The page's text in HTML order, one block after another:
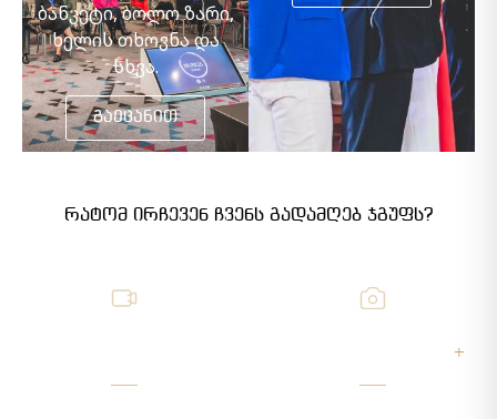
ბანკეტი, ბოლო ზარი,
ხელის თხოვნა და
სხვა.
გაეცანით
რატომ ირჩევენ ჩვენს გადამღებ ჯგუფს?
+